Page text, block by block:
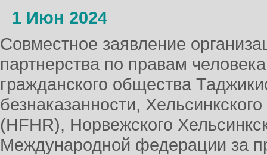
1 Июн 2024
Совместное заявление
партнерства по правам
гражданского общества
безнаказанности,
(HFHR), Норвежского
Международной федерации за